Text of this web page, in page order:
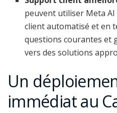
peuvent utiliser Meta
client automatisé et en
questions courantes et
vers des solutions
Un
immédiat au